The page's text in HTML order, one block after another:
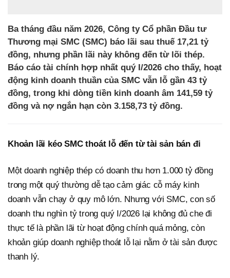
Ba tháng đầu năm 2026, Công ty Cổ phần Đầu tư
Thương mại SMC (SMC) báo lãi sau thuế 17,21 tỷ
đồng, nhưng phần lãi này không đến từ lõi thép.
Báo cáo tài chính hợp nhất quý I/2026 cho thấy, hoạt
động kinh doanh thuần của SMC vẫn lỗ gần 43 tỷ
đồng, trong khi dòng tiền kinh doanh âm 141,59 tỷ
đồng và nợ ngắn hạn còn 3.158,73 tỷ đồng.
Khoản lãi kéo SMC thoát lỗ đến từ tài sản bán đi
Một doanh nghiệp thép có doanh thu hơn 1.000 tỷ đồng
trong một quý thường dễ tạo cảm giác cỗ máy kinh
doanh vẫn chạy ở quy mô lớn. Nhưng với SMC, con số
doanh thu nghìn tỷ trong quý I/2026 lại không đủ che đi
thực tế là phần lãi từ hoạt động chính quá mỏng, còn
khoản giúp doanh nghiệp thoát lỗ lại nằm ở tài sản được
thanh lý.